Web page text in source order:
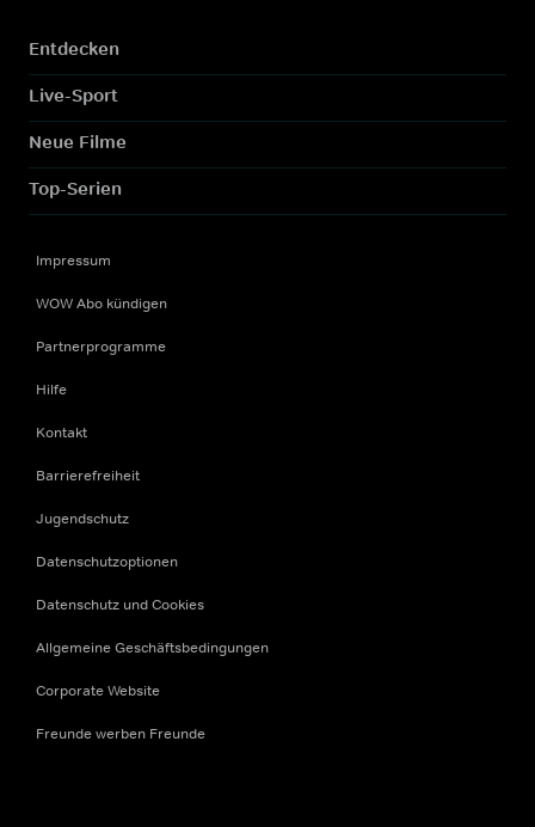
Entdecken
Live-Sport
Neue Filme
Top-Serien
Impressum
WOW Abo kündigen
Partnerprogramme
Hilfe
Kontakt
Barrierefreiheit
Jugendschutz
Datenschutzoptionen
Datenschutz und Cookies
Allgemeine Geschäftsbedingungen
Corporate Website
Freunde werben Freunde